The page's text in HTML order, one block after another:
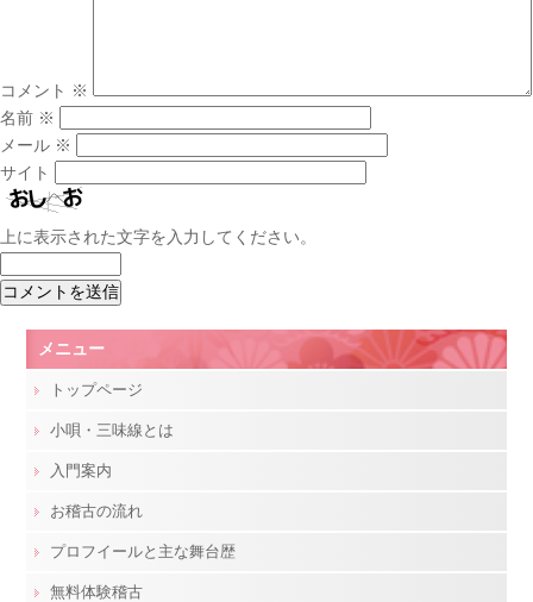
コメント ※
名前 ※
メール ※
サイト
上に表示された文字を入力してください。
メニュー
トップページ
小唄・三味線とは
入門案内
お稽古の流れ
プロフイールと主な舞台歴
無料体験稽古